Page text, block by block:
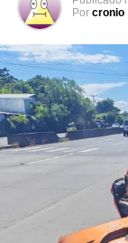
Por cronio